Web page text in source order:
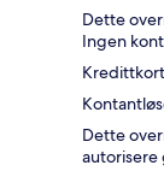
Dette
Ingen
Dette
autorisere